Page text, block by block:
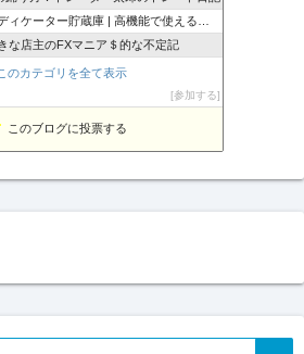
ケーター貯蔵庫 | 高機能で使えるインジをご…
な店主のFXマニア＄的な不定記
ィケーター貯蔵庫
のカテゴリを全て表示
参加する
このブログに投票する